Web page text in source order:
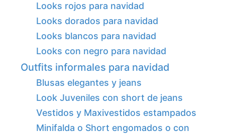
Looks rojos para navidad
Looks dorados para navidad
Looks blancos para navidad
Looks con negro para navidad
Outfits informales para navidad
Blusas elegantes y jeans
Look Juveniles con short de jeans
Vestidos y Maxivestidos estampados
Minifalda o Short engomados o con